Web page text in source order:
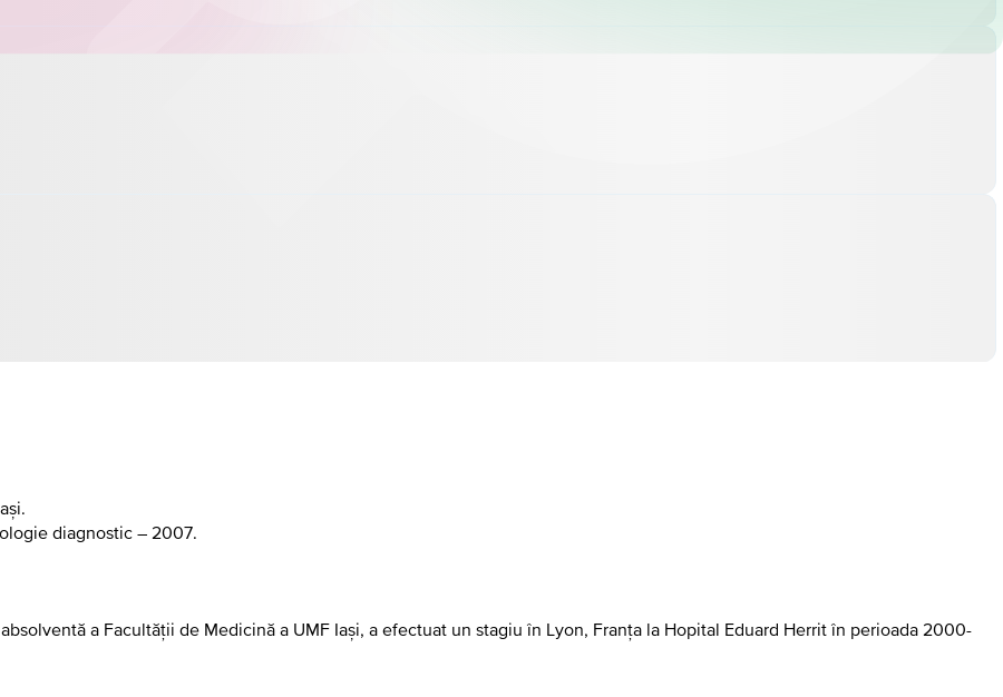
diagnostic – 2007.
a Facultății de Medicină a UMF Iași, a efectuat un stagiu în Lyon, Franța la Hopital Eduard Herrit în perioada 2000-